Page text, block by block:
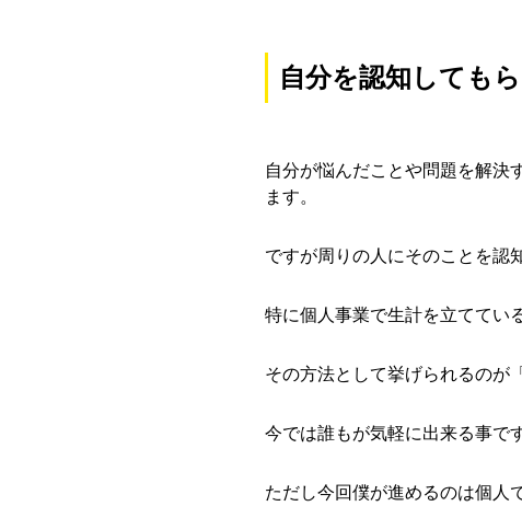
自分を認知してもら
自分が悩んだことや問題を解決
ます。
ですが周りの人にそのことを認
特に個人事業で生計を立ててい
その方法として挙げられるのが
今では誰もが気軽に出来る事です
ただし今回僕が進めるのは個人